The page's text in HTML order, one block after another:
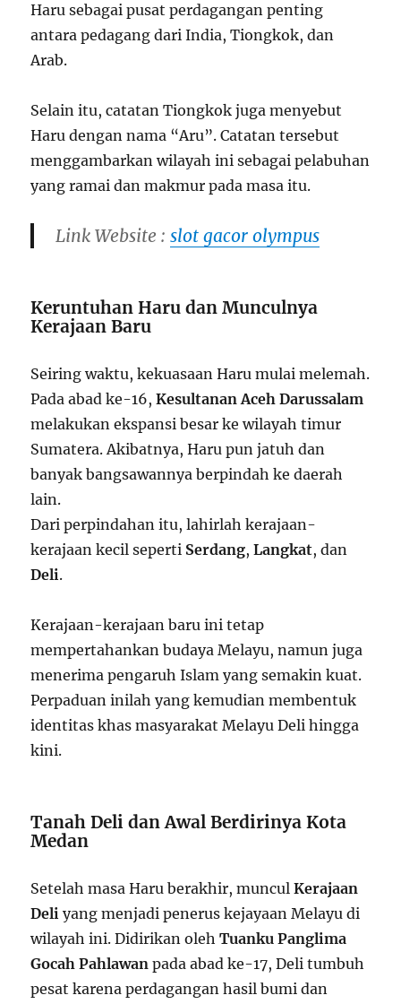
Haru sebagai pusat perdagangan penting
antara pedagang dari India, Tiongkok, dan
Arab.
Selain itu, catatan Tiongkok juga menyebut
Haru dengan nama “Aru”. Catatan tersebut
menggambarkan wilayah ini sebagai pelabuhan
yang ramai dan makmur pada masa itu.
Link Website :slot gacor olympus
Keruntuhan Haru dan Munculnya
Kerajaan Baru
Seiring waktu, kekuasaan Haru mulai melemah.
Pada abad ke-16,Kesultanan Aceh Darussalam
melakukan ekspansi besar ke wilayah timur
Sumatera. Akibatnya, Haru pun jatuh dan
banyak bangsawannya berpindah ke daerah
lain.
Dari perpindahan itu, lahirlah kerajaan-
kerajaan kecil seperti Serdang,Langkat, dan
Deli.
Kerajaan-kerajaan baru ini tetap
mempertahankan budaya Melayu, namun juga
menerima pengaruh Islam yang semakin kuat.
Perpaduan inilah yang kemudian membentuk
identitas khas masyarakat Melayu Deli hingga
kini.
Tanah Deli dan Awal Berdirinya Kota
Medan
Setelah masa Haru berakhir, munculKerajaan
Deli yang menjadi penerus kejayaan Melayu di
wilayah ini. Didirikan olehTuanku Panglima
Gocah Pahlawan pada abad ke-17, Deli tumbuh
pesat karena perdagangan hasil bumi dan